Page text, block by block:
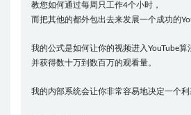
教您如何通过每周只工作4个小时，
而把其他的都外包出去来发展一个成功的
我的公式是如何让你的视频进入YouTube算
并获得数十万到数百万的观看量。
我的内部系统会让你非常容易地决定一个利